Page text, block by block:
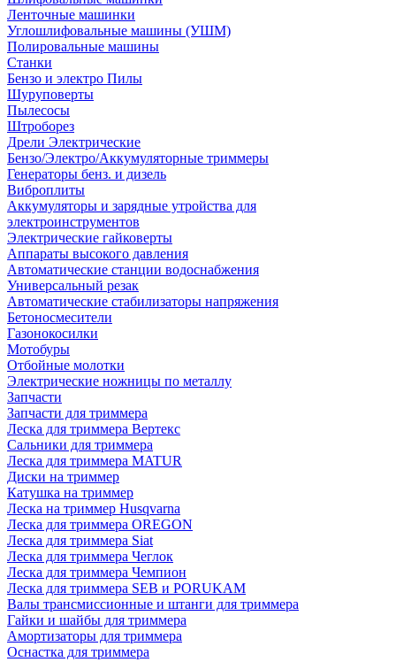
Ленточные машинки
Углошлифовальные машины (УШМ)
Полировальные машины
Станки
Бензо и электро Пилы
Шуруповерты
Пылесосы
Штроборез
Дрели Электрические
Бензо/Электро/Аккумуляторные триммеры
Генераторы бенз. и дизель
Виброплиты
Аккумуляторы и зарядные утройства для
электроинструментов
Электрические гайковерты
Аппараты высокого давления
Автоматические станции водоснабжения
Универсальный резак
Автоматические стабилизаторы напряжения
Бетоносмесители
Газонокосилки
Мотобуры
Отбойные молотки
Электрические ножницы по металлу
Запчасти
Запчасти для триммера
Леска для триммера Вертекс
Сальники для триммера
Леска для триммера MATUR
Диски на триммер
Катушка на триммер
Леска на триммер Husqvarna
Леска для триммера OREGON
Леска для триммера Siat
Леска для триммера Чеглок
Леска для триммера Чемпион
Леска для триммера SEB и PORUKAM
Валы трансмиссионные и штанги для триммера
Гайки и шайбы для триммера
Амортизаторы для триммера
Оснастка для триммера